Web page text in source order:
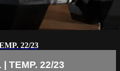
22/23
| TEMP. 22/23